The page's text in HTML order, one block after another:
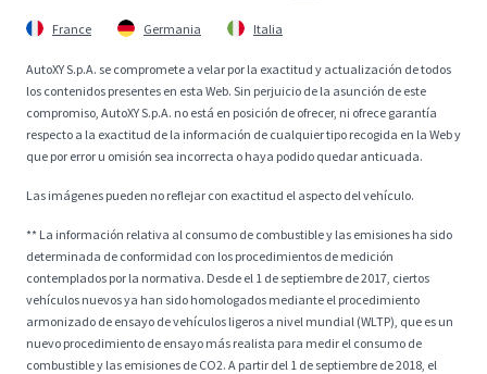
France Germania Italia
AutoXY S.p.A. se compromete a velar por la exactitud y actualización de todos
los contenidos presentes en esta Web. Sin perjuicio de la asunción de este
compromiso, AutoXY S.p.A. no está en posición de ofrecer, ni ofrece garantía
respecto a la exactitud de la información de cualquier tipo recogida en la Web y
que por error u omisión sea incorrecta o haya podido quedar anticuada.
Las imágenes pueden no reflejar con exactitud el aspecto del vehículo.
** La información relativa al consumo de combustible y las emisiones ha sido
determinada de conformidad con los procedimientos de medición
contemplados por la normativa. Desde el 1 de septiembre de 2017, ciertos
vehículos nuevos ya han sido homologados mediante el procedimiento
armonizado de ensayo de vehículos ligeros a nivel mundial (WLTP), que es un
nuevo procedimiento de ensayo más realista para medir el consumo de
combustible y las emisiones de CO2. A partir del 1 de septiembre de 2018, el